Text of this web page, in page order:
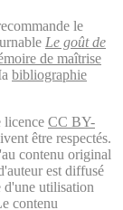
le
Le goût de
de maîtrise
bibliographie
licence CC BY-
être respectés.
contenu original
est diffusé
d'une utilisation
contenu